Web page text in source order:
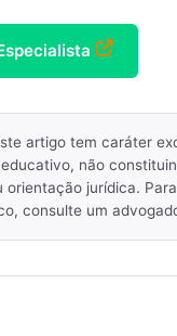
artigo tem caráter
não
orientação jurídica.
consulte um